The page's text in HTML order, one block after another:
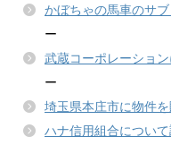
かぼちゃの馬車のサ
ー
武蔵コーポレーショ
ー
埼玉県本庄市に物件を
ハナ信用組合につい